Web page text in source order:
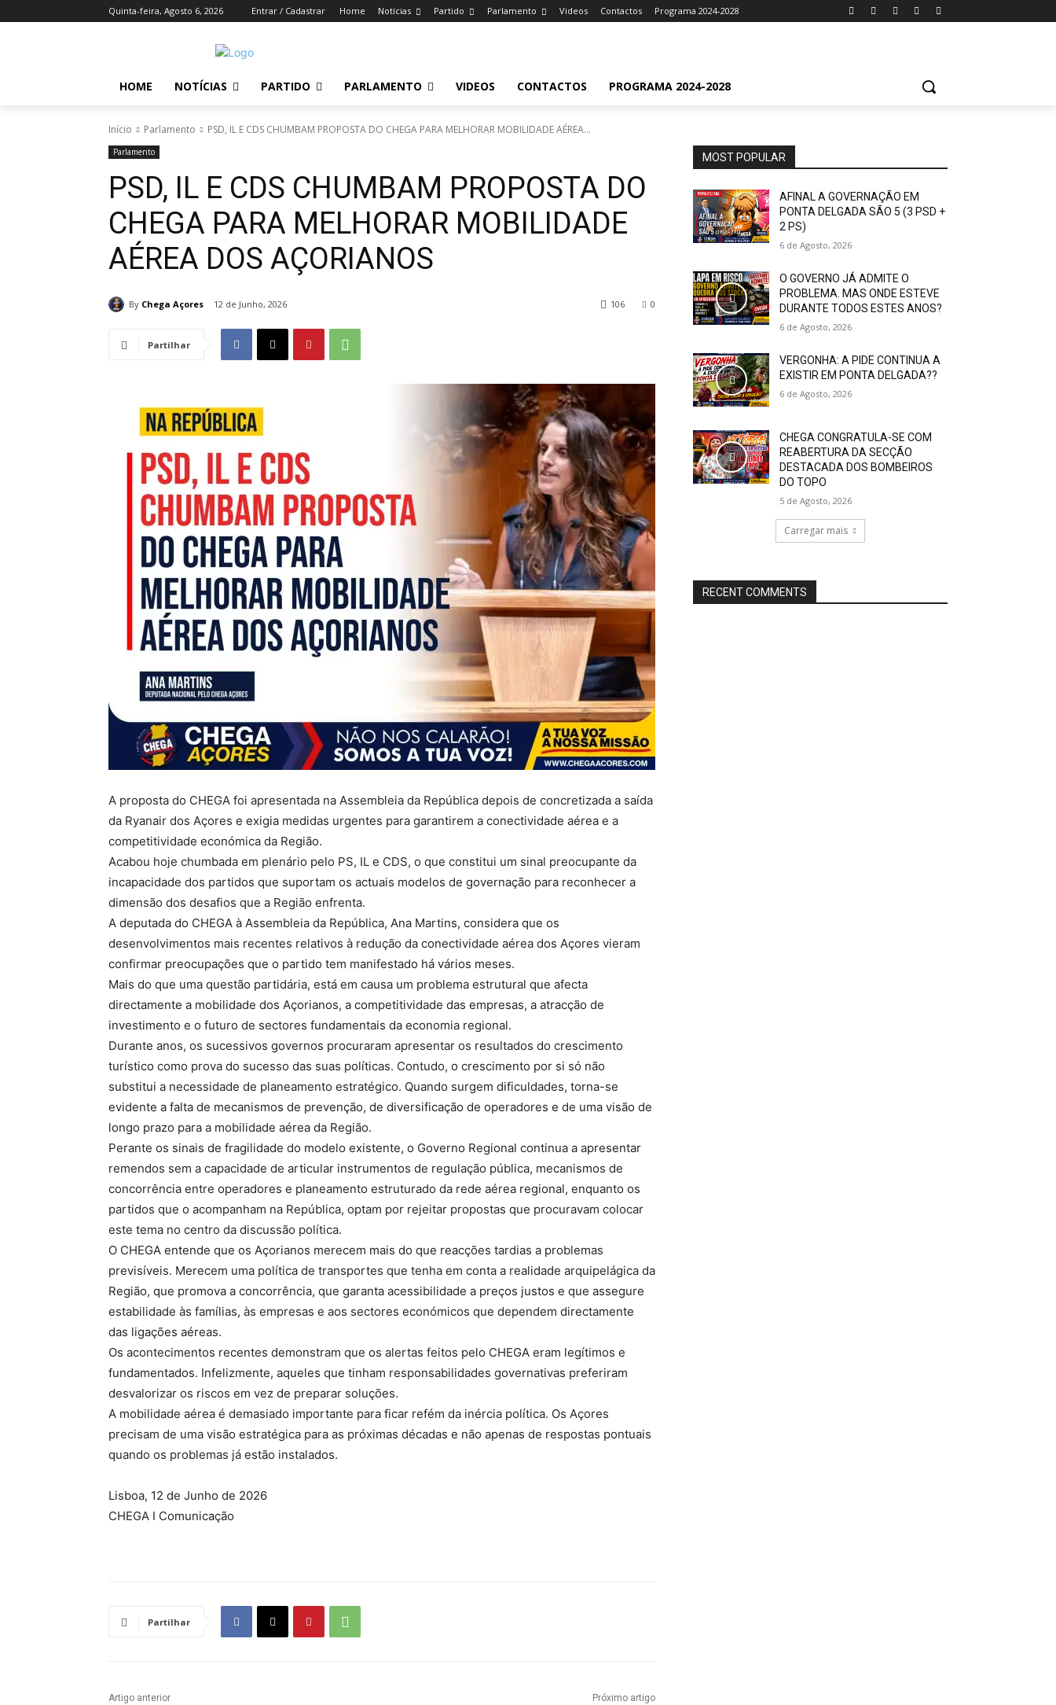
Quinta-feira, Agosto 6, 2026 Entrar / Cadastrar Home Notícias Partido Parlamento Videos Contactos Programa 2024-2028
HOME NOTÍCIAS PARTIDO PARLAMENTO VIDEOS CONTACTOS PROGRAMA 2024-2028
Início Parlamento PSD, IL E CDS CHUMBAM PROPOSTA DO CHEGA PARA MELHORAR MOBILIDADE AÉREA...
Parlamento
PSD, IL E CDS CHUMBAM PROPOSTA DO
CHEGA PARA MELHORAR MOBILIDADE
AÉREA DOS AÇORIANOS
By Chega Açores 12 de Junho, 2026 0
106
Partilhar
A proposta do CHEGA foi apresentada na Assembleia da República depois de concretizada a saída
da Ryanair dos Açores e exigia medidas urgentes para garantirem a conectividade aérea e a
competitividade económica da Região.
Acabou hoje chumbada em plenário pelo PS, IL e CDS, o que constitui um sinal preocupante da
incapacidade dos partidos que suportam os actuais modelos de governação para reconhecer a
dimensão dos desafios que a Região enfrenta.
A deputada do CHEGA à Assembleia da República, Ana Martins, considera que os
desenvolvimentos mais recentes relativos à redução da conectividade aérea dos Açores vieram
confirmar preocupações que o partido tem manifestado há vários meses.
Mais do que uma questão partidária, está em causa um problema estrutural que afecta
directamente a mobilidade dos Açorianos, a competitividade das empresas, a atracção de
investimento e o futuro de sectores fundamentais da economia regional.
Durante anos, os sucessivos governos procuraram apresentar os resultados do crescimento
turístico como prova do sucesso das suas políticas. Contudo, o crescimento por si só não
substitui a necessidade de planeamento estratégico. Quando surgem dificuldades, torna-se
evidente a falta de mecanismos de prevenção, de diversificação de operadores e de uma visão de
longo prazo para a mobilidade aérea da Região.
Perante os sinais de fragilidade do modelo existente, o Governo Regional continua a apresentar
remendos sem a capacidade de articular instrumentos de regulação pública, mecanismos de
concorrência entre operadores e planeamento estruturado da rede aérea regional, enquanto os
partidos que o acompanham na República, optam por rejeitar propostas que procuravam colocar
este tema no centro da discussão política.
O CHEGA entende que os Açorianos merecem mais do que reacções tardias a problemas
previsíveis. Merecem uma política de transportes que tenha em conta a realidade arquipelágica da
Região, que promova a concorrência, que garanta acessibilidade a preços justos e que assegure
estabilidade às famílias, às empresas e aos sectores económicos que dependem directamente
das ligações aéreas.
Os acontecimentos recentes demonstram que os alertas feitos pelo CHEGA eram legítimos e
fundamentados. Infelizmente, aqueles que tinham responsabilidades governativas preferiram
desvalorizar os riscos em vez de preparar soluções.
A mobilidade aérea é demasiado importante para ficar refém da inércia política. Os Açores
precisam de uma visão estratégica para as próximas décadas e não apenas de respostas pontuais
quando os problemas já estão instalados.
Lisboa, 12 de Junho de 2026
CHEGA I Comunicação
Partilhar
Artigo anterior Próximo artigo
MOST POPULAR
AFINAL A GOVERNAÇÃO EM
PONTA DELGADA SÃO 5 (3 PSD +
2 PS)
6 de Agosto, 2026
O GOVERNO JÁ ADMITE O
PROBLEMA. MAS ONDE ESTEVE
DURANTE TODOS ESTES ANOS?
6 de Agosto, 2026
VERGONHA: A PIDE CONTINUA A
EXISTIR EM PONTA DELGADA??
6 de Agosto, 2026
CHEGA CONGRATULA-SE COM
REABERTURA DA SECÇÃO
DESTACADA DOS BOMBEIROS
DO TOPO
5 de Agosto, 2026
Carregar mais
RECENT COMMENTS